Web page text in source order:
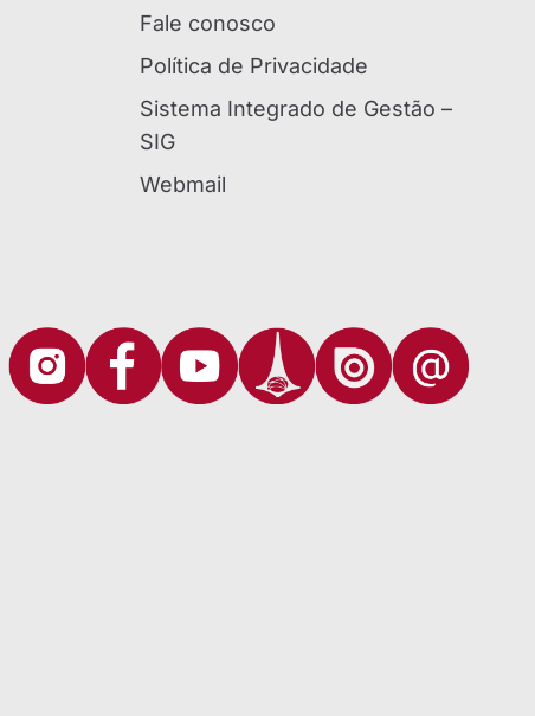
Fale conosco
Política de Privacidade
Sistema Integrado de Gestão –
SIG
Webmail